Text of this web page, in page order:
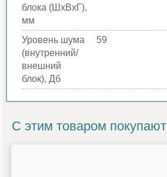
блока (ШхВхГ),
мм
Уровень шума
(внутренний/
внешний
блок), Дб
59
С этим товаром покупают